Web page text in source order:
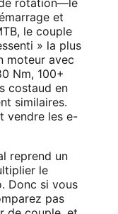
rotation—le
et
le couple
» la plus
moteur avec
Nm, 100+
costaud en
similaires.
vendre les e-
reprend un
le
Donc si vous
pas